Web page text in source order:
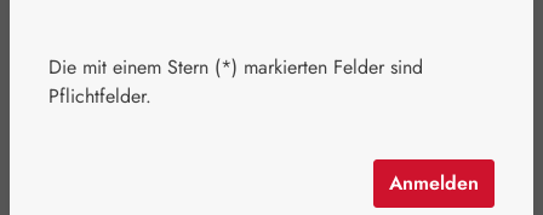
Regulärer Preis:
27,50 €
Inhalt:0.1 Liter
Die mit einem Stern (*) markierten Felder sind
Pflichtfelder.
Anmelden